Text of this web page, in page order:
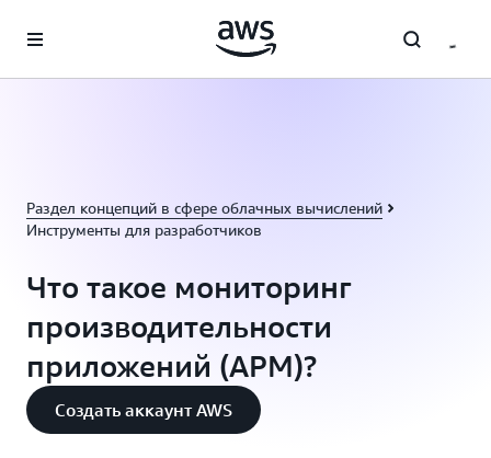
Перейти к главному контенту
Раздел концепций в сфере облачных вычислений
Инструменты для разработчиков
Что такое мониторинг
производительности
приложений (APM)?
Создать аккаунт AWS